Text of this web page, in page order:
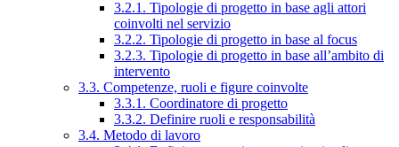
3.2.1. Tipologie di progetto in base agli attori
coinvolti nel servizio
3.2.2. Tipologie di progetto in base al focus
3.2.3. Tipologie di progetto in base all’ambito di
intervento
3.3. Competenze, ruoli e figure coinvolte
3.3.1. Coordinatore di progetto
3.3.2. Definire ruoli e responsabilità
3.4. Metodo di lavoro